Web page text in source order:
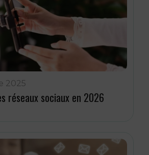
2025
réseaux sociaux en 2026